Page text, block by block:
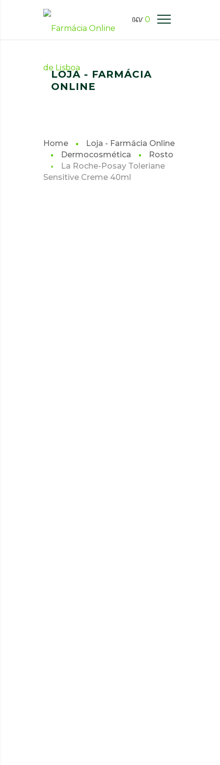
0
FARMÁCIA ONLINE LISBOA
LOJA - FARMÁCIA
ONLINE
Home
Loja - Farmácia Online
Dermocosmética
Rosto
La Roche-Posay Toleriane
Sensitive Creme 40ml